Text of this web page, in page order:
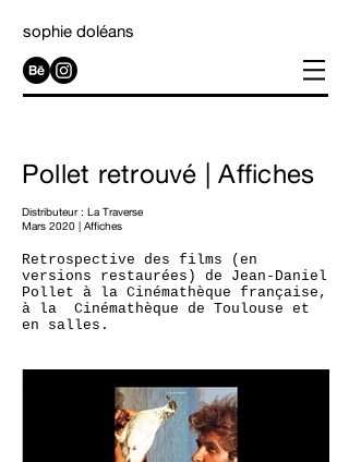
sophie doléans
Pollet retrouvé | Affiches
Distributeur : La Traverse
Mars 2020 | Affiches
Retrospective des films (en
versions restaurées) de Jean-Daniel
Pollet à la Cinémathèque française,
à la Cinémathèque de Toulouse et
en salles.